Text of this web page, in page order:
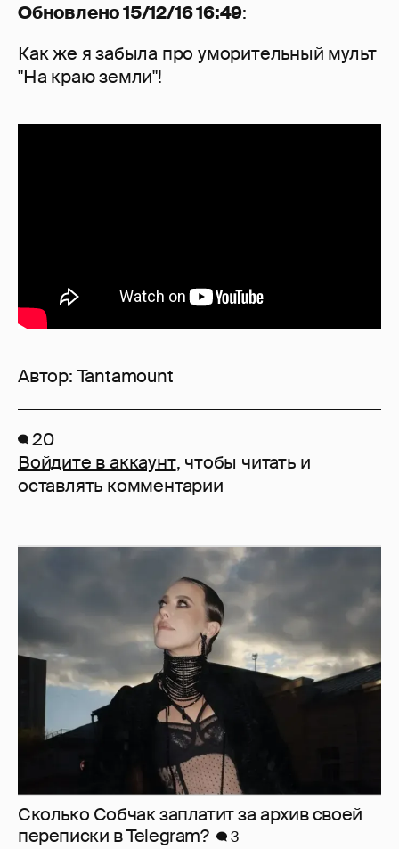
Обновлено 15/12/16 16:49:
Как же я забыла про уморительный мульт
"На краю земли"!
Автор: Tantamount
20
Войдите в аккаунт, чтобы читать и
оставлять комментарии
Сколько Собчак заплатит за архив своей
перeписки в Telegram?
3